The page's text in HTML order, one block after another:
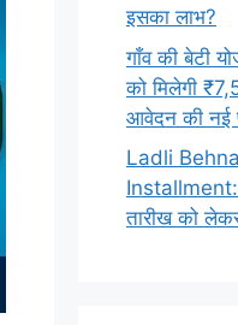
इसका लाभ?
गाँव की बेटी
को मिलेगी
आवेदन की नई
Ladli
Installment:
तारीख को